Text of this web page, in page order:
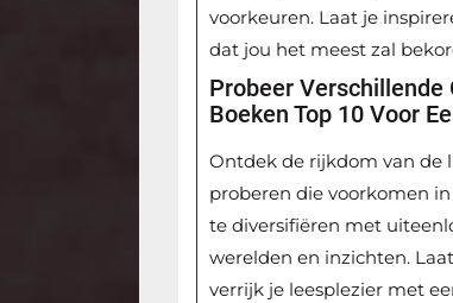
voorkeuren. Laat je
dat jou het meest zal
Probeer Verschillende
Boeken Top 10 Voor
Ontdek de rijkdom van de
proberen die voorkomen in
te diversifiëren met
werelden en inzichten.
verrijk je leesplezier met